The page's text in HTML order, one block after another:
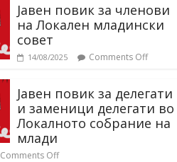
Јавен повик за членови
на Локален младински
совет
14/08/2025 Comments Off
Јавен повик за делегати
и заменици делегати во
Локалното собрание на
млади
Comments Off